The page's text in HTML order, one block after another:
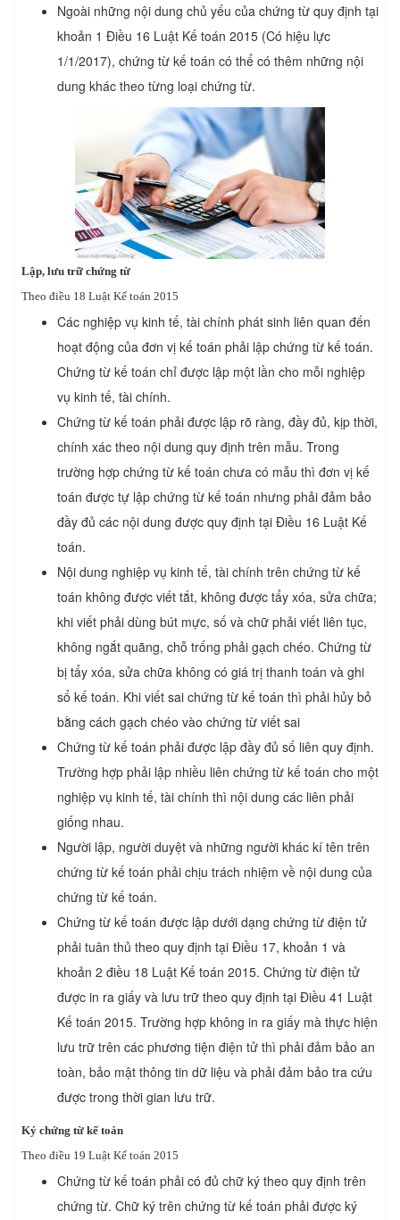
Ngoài những nội dung chủ yếu của chứng từ quy định tại
khoản 1 Điều 16 Luật Kế toán 2015 (Có hiệu lực
1/1/2017), chứng từ kế toán có thể có thêm những nội
dung khác theo từng loại chứng từ.
Lập, lưu trữ chứng từ
Theo điều 18 Luật Kế toán 2015
Các nghiệp vụ kinh tế, tài chính phát sinh liên quan đến
hoạt động của đơn vị kế toán phải lập chứng từ kế toán.
Chứng từ kế toán chỉ được lập một lần cho mỗi nghiệp
vụ kinh tế, tài chính.
Chứng từ kế toán phải được lập rõ ràng, đầy đủ, kịp thời,
chính xác theo nội dung quy định trên mẫu. Trong
trường hợp chứng từ kế toán chưa có mẫu thì đơn vị kế
toán được tự lập chứng từ kế toán nhưng phải đảm bảo
đầy đủ các nội dung được quy định tại Điều 16 Luật Kế
toán.
Nội dung nghiệp vụ kinh tế, tài chính trên chứng từ kế
toán không được viết tắt, không được tẩy xóa, sửa chữa;
khi viết phải dùng bút mực, số và chữ phải viết liên tục,
không ngắt quãng, chỗ trống phải gạch chéo. Chứng từ
bị tẩy xóa, sửa chữa không có giá trị thanh toán và ghi
sổ kế toán. Khi viết sai chứng từ kế toán thì phải hủy bỏ
bằng cách gạch chéo vào chứng từ viết sai
Chứng từ kế toán phải được lập đầy đủ số liên quy định.
Trường hợp phải lập nhiều liên chứng từ kế toán cho một
nghiệp vụ kinh tế, tài chính thì nội dung các liên phải
giống nhau.
Người lập, người duyệt và những người khác kí tên trên
chứng từ kế toán phải chịu trách nhiệm về nội dung của
chứng từ kế toán.
Chứng từ kế toán được lập dưới dạng chứng từ điện tử
phải tuân thủ theo quy định tại Điều 17, khoản 1 và
khoản 2 điều 18 Luật Kế toán 2015. Chứng từ điện tử
được in ra giấy và lưu trữ theo quy định tại Điều 41 Luật
Kế toán 2015. Trường hợp không in ra giấy mà thực hiện
lưu trữ trên các phương tiện điện tử thì phải đảm bảo an
toàn, bảo mật thông tin dữ liệu và phải đảm bảo tra cứu
được trong thời gian lưu trữ.
Ký chứng từ kế toán
Theo điều 19 Luật Kế toán 2015
Chứng từ kế toán phải có đủ chữ ký theo quy định trên
chứng từ. Chữ ký trên chứng từ kế toán phải được ký